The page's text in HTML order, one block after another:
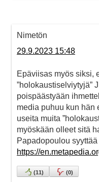
Nimetön
29.9.2023 15:48
Epäviisas myös siksi,
”holokaustiselviytyjä”
poispäästyään
media puhuu kun hän
useita muita
myöskään olleet sitä
Papadopoulou
https://
(11) (0)